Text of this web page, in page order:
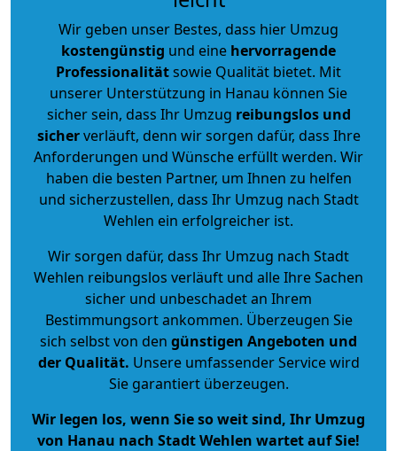
Wir geben unser Bestes, dass hier Umzug
kostengünstig und eine hervorragende
Professionalitätsowie Qualität bietet. Mit
unserer Unterstützung in Hanau können Sie
sicher sein, dass Ihr Umzug reibungslos und
sicherverläuft, denn wir sorgen dafür, dass Ihre
Anforderungen und Wünsche erfüllt werden. Wir
haben die besten Partner, um Ihnen zu helfen
und sicherzustellen, dass Ihr Umzug nach Stadt
Wehlen ein erfolgreicher ist.
Wir sorgen dafür, dass Ihr Umzug nach Stadt
Wehlen reibungslos verläuft und alle Ihre Sachen
sicher und unbeschadet an Ihrem
Bestimmungsort ankommen. Überzeugen Sie
sich selbst von den günstigen Angeboten und
der Qualität. Unsere umfassender Service wird
Sie garantiert überzeugen.
Wir legen los, wenn Sie so weit sind, Ihr Umzug
von Hanau nach Stadt Wehlen wartet auf Sie!